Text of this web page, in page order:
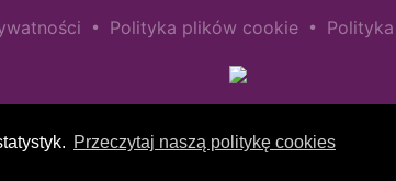
Przeczytaj naszą politykę cookies
• Polityka plików cookie •